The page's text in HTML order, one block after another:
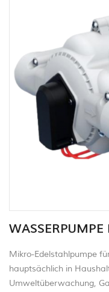
WASSERPUMPE
Mikro-Edelstahlpumpe
hauptsächlich in
Umweltüberwachung,